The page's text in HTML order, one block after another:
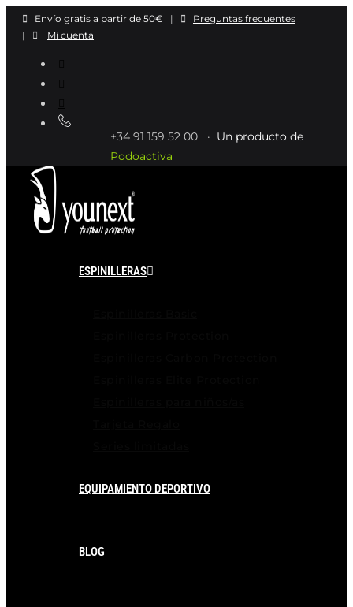
Envío gratis a partir de 50€ |
Preguntas frecuentes
|
Mi cuenta
+34 91 159 52 00 · Un producto de
Podoactiva
ESPINILLERAS
EQUIPAMIENTO DEPORTIVO
BLOG